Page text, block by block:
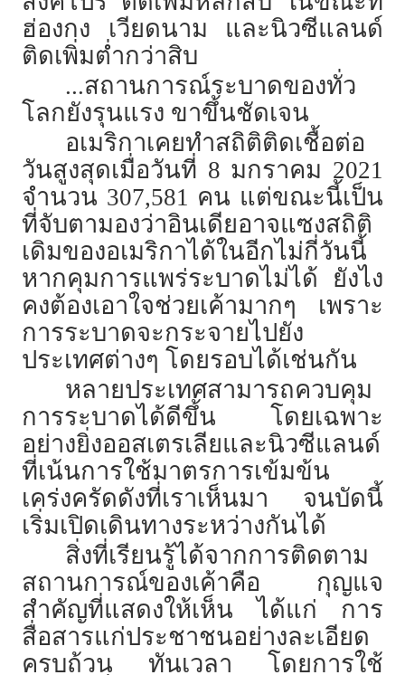
ฮ่องกง เวียดนาม และนิวซีแลนด์
ติดเพิ่มต่ำกว่าสิบ
...สถานการณ์ระบาดของทั่ว
โลกยังรุนแรง ขาขึ้นชัดเจน
อเมริกาเคยทำสถิติติดเชื้อต่อ
วันสูงสุดเมื่อวันที่ 8 มกราคม 2021
จำนวน 307,581 คน แต่ขณะนี้เป็น
ที่จับตามองว่าอินเดียอาจแซงสถิติ
เดิมของอเมริกาได้ในอีกไม่กี่วันนี้
หากคุมการแพร่ระบาดไม่ได้ ยังไง
คงต้องเอาใจช่วยเค้ามากๆ เพราะ
การระบาดจะกระจายไปยัง
ประเทศต่างๆ โดยรอบได้เช่นกัน
หลายประเทศสามารถควบคุม
การระบาดได้ดีขึ้น โดยเฉพาะ
อย่างยิ่งออสเตรเลียและนิวซีแลนด์
ที่เน้นการใช้มาตรการเข้มข้น
เคร่งครัดดังที่เราเห็นมา จนบัดนี้
เริ่มเปิดเดินทางระหว่างกันได้
สิ่งที่เรียนรู้ได้จากการติดตาม
สถานการณ์ของเค้าคือ กุญแจ
สำคัญที่แสดงให้เห็น ได้แก่ การ
สื่อสารแก่ประชาชนอย่างละเอียด
ครบถ้วน ทันเวลา โดยการใช้